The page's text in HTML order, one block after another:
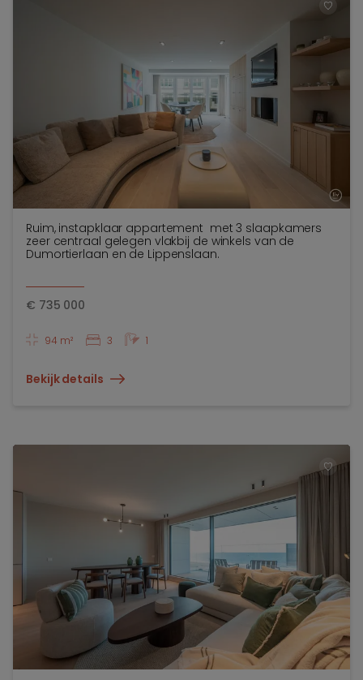
Ruim, instapklaar appartement met 3 slaapkamers
zeer centraal gelegen vlakbij de winkels van de
Dumortierlaan en de Lippenslaan.
€ 735 000
94 m² 3 1
Bekijk details